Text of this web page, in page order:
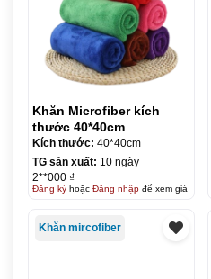
Khăn Microfiber kích
thước 40*40cm
Kích thước: 40*40cm
TG sản xuất: 10 ngày
2**000 ₫
Đăng kýhoặc Đăng nhậpđể xem giá
Khăn mircofiber